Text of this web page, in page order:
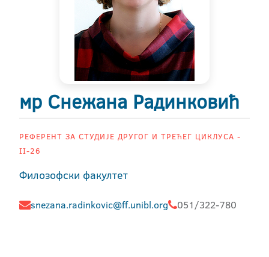
мр Снежана Радинковић
РЕФЕРЕНТ ЗА СТУДИЈЕ ДРУГОГ И ТРЕЋЕГ ЦИКЛУСА -
II-26
Филозофски факултет
snezana.radinkovic@ff.unibl.org 051/322-780